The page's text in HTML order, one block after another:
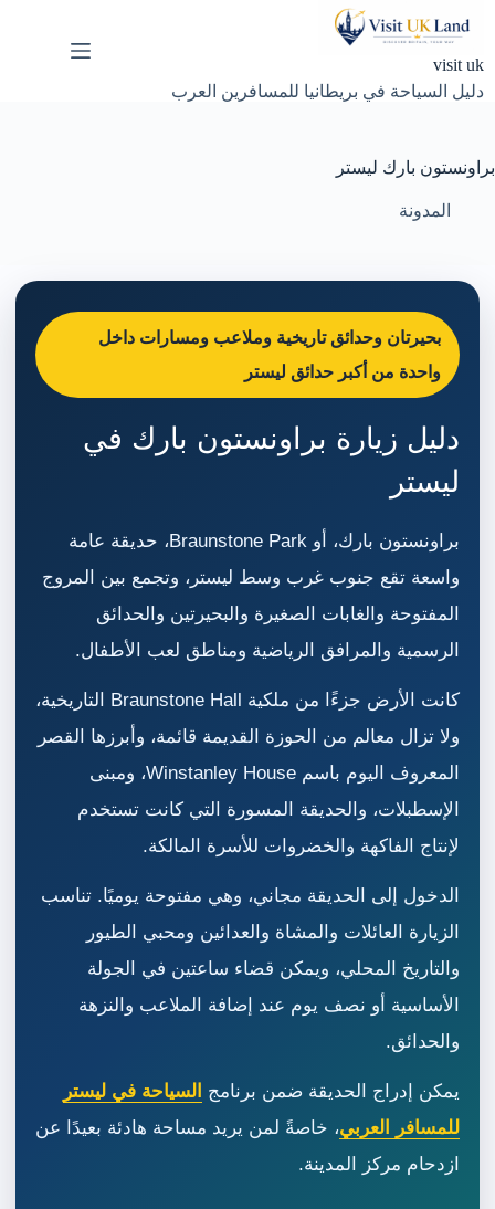
visit uk
دليل السياحة في بريطانيا للمسافرين العرب
براونستون بارك ليستر
المدونة
بحيرتان وحدائق تاريخية وملاعب ومسارات داخل
واحدة من أكبر حدائق ليستر
دليل زيارة براونستون بارك في
ليستر
براونستون بارك، أو Braunstone Park، حديقة عامة
واسعة تقع جنوب غرب وسط ليستر، وتجمع بين المروج
المفتوحة والغابات الصغيرة والبحيرتين والحدائق
الرسمية والمرافق الرياضية ومناطق لعب الأطفال.
كانت الأرض جزءًا من ملكية Braunstone Hall التاريخية،
ولا تزال معالم من الحوزة القديمة قائمة، وأبرزها القصر
المعروف اليوم باسم Winstanley House، ومبنى
الإسطبلات، والحديقة المسورة التي كانت تستخدم
لإنتاج الفاكهة والخضروات للأسرة المالكة.
الدخول إلى الحديقة مجاني، وهي مفتوحة يوميًا. تناسب
الزيارة العائلات والمشاة والعدائين ومحبي الطيور
والتاريخ المحلي، ويمكن قضاء ساعتين في الجولة
الأساسية أو نصف يوم عند إضافة الملاعب والنزهة
والحدائق.
يمكن إدراج الحديقة ضمن برنامج السياحة في ليستر
للمسافر العربي، خاصةً لمن يريد مساحة هادئة بعيدًا عن
ازدحام مركز المدينة.